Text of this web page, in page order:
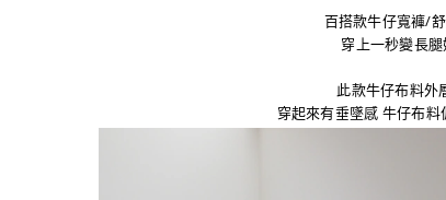
百搭款牛仔寬褲/
穿上一秒變長
此款牛仔布料外
穿起來有垂墜感 牛仔布